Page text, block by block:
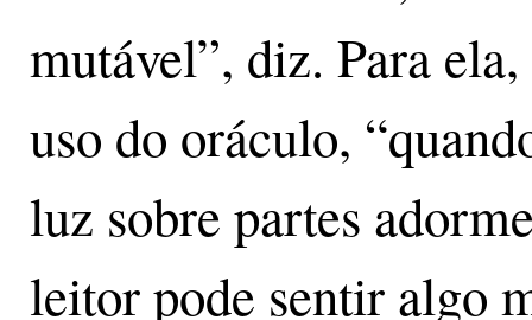
mutável”, diz. Para
uso do oráculo,
luz sobre partes
leitor pode sentir algo